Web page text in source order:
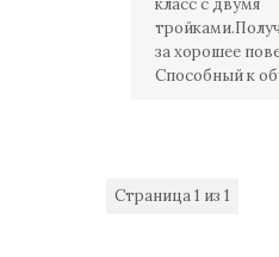
класс с двумя
за хорошее
Способный к
Страница1 из 1